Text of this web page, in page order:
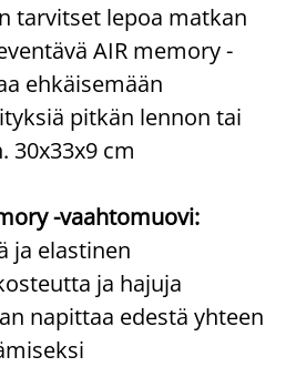
tarvitset lepoa matkan
AIR memory -
ehkäisemään
pitkän lennon tai
30x33x9 cm
-vaahtomuovi:
ja elastinen
ja hajuja
napittaa edestä yhteen